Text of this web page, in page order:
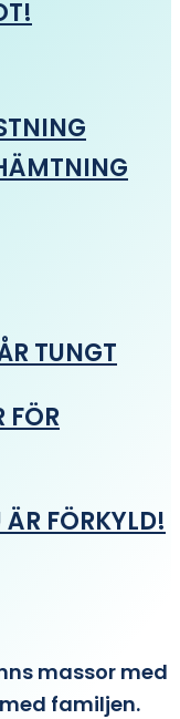
TUNGT
FÖR
FÖRKYLD!
massor med
familjen.